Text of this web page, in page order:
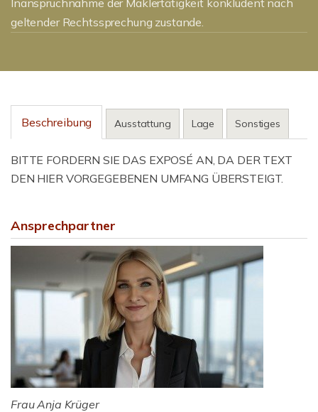
Inanspruchnahme der Maklertätigkeit konkludent nach
geltender Rechtssprechung zustande.
Beschreibung Ausstattung Lage Sonstiges
BITTE FORDERN SIE DAS EXPOSÉ AN, DA DER TEXT
DEN HIER VORGEGEBENEN UMFANG ÜBERSTEIGT.
Ansprechpartner
Frau Anja Krüger